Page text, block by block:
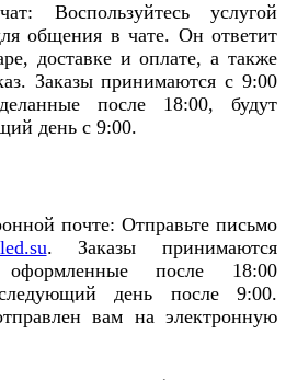
Воспользуйтесь услугой
общения в чате. Он ответит
доставке и оплате, а также
Заказы принимаются с 9:00
после 18:00, будут
день с 9:00.
почте: Отправьте письмо
. Заказы принимаются
оформленные после 18:00
день после 9:00.
вам на электронную